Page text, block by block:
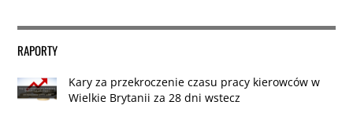
RAPORTY
Kary za przekroczenie czasu pracy kierowców w
Wielkie Brytanii za 28 dni wstecz